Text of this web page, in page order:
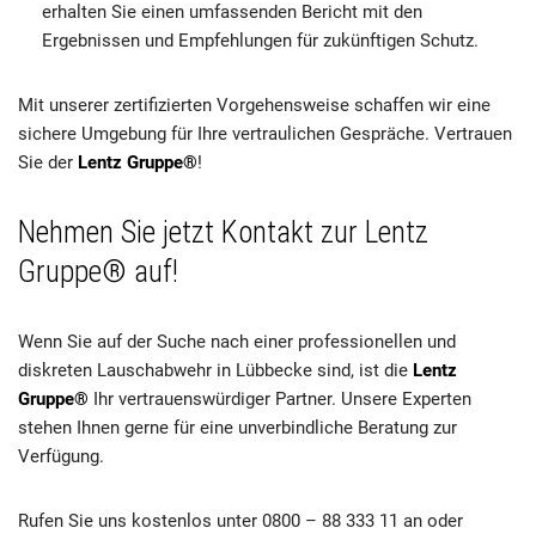
erhalten Sie einen umfassenden Bericht mit den
Ergebnissen und Empfehlungen für zukünftigen Schutz.
Mit unserer zertifizierten Vorgehensweise schaffen wir eine
sichere Umgebung für Ihre vertraulichen Gespräche. Vertrauen
Sie der Lentz Gruppe®!
Nehmen Sie jetzt Kontakt zur Lentz
Gruppe® auf!
Wenn Sie auf der Suche nach einer professionellen und
diskreten Lauschabwehr in Lübbecke sind, ist die Lentz
Gruppe® Ihr vertrauenswürdiger Partner. Unsere Experten
stehen Ihnen gerne für eine unverbindliche Beratung zur
Verfügung.
Rufen Sie uns kostenlos unter 0800 – 88 333 11 an oder